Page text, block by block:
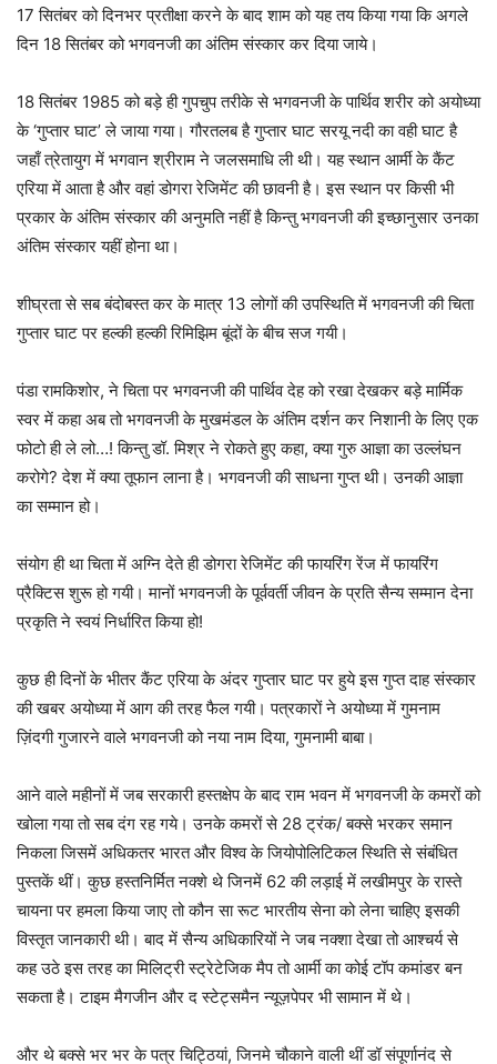
17 सितंबर को दिनभर प्रतीक्षा करने के बाद शाम को यह तय किया गया कि अगले
दिन 18 सितंबर को भगवनजी का अंतिम संस्कार कर दिया जाये।
18 सितंबर 1985 को बड़े ही गुपचुप तरीके से भगवनजी के पार्थिव शरीर को अयोध्या
के ‘गुप्तार घाट’ ले जाया गया। गौरतलब है गुप्तार घाट सरयू नदी का वही घाट है
जहाँ त्रेतायुग में भगवान श्रीराम ने जलसमाधि ली थी। यह स्थान आर्मी के कैंट
एरिया में आता है और वहां डोगरा रेजिमेंट की छावनी है। इस स्थान पर किसी भी
प्रकार के अंतिम संस्कार की अनुमति नहीं है किन्तु भगवनजी की इच्छानुसार उनका
अंतिम संस्कार यहीं होना था।
शीघ्रता से सब बंदोबस्त कर के मात्र 13 लोगों की उपस्थिति में भगवनजी की चिता
गुप्तार घाट पर हल्की हल्की रिमिझिम बूंदों के बीच सज गयी।
पंडा रामकिशोर, ने चिता पर भगवनजी की पार्थिव देह को रखा देखकर बड़े मार्मिक
स्वर में कहा अब तो भगवनजी के मुखमंडल के अंतिम दर्शन कर निशानी के लिए एक
फोटो ही ले लो…! किन्तु डॉ. मिश्र ने रोकते हुए कहा, क्या गुरु आज्ञा का उल्लंघन
करोगे? देश में क्या तूफान लाना है। भगवनजी की साधना गुप्त थी। उनकी आज्ञा
का सम्मान हो।
संयोग ही था चिता में अग्नि देते ही डोगरा रेजिमेंट की फायरिंग रेंज में फायरिंग
प्रैक्टिस शुरू हो गयी। मानों भगवनजी के पूर्ववर्ती जीवन के प्रति सैन्य सम्मान देना
प्रकृति ने स्वयं निर्धारित किया हो!
कुछ ही दिनों के भीतर कैंट एरिया के अंदर गुप्तार घाट पर हुये इस गुप्त दाह संस्कार
की खबर अयोध्या में आग की तरह फैल गयी। पत्रकारों ने अयोध्या में गुमनाम
ज़िंदगी गुजारने वाले भगवनजी को नया नाम दिया, गुमनामी बाबा।
आने वाले महीनों में जब सरकारी हस्तक्षेप के बाद राम भवन में भगवनजी के कमरों को
खोला गया तो सब दंग रह गये। उनके कमरों से 28 ट्रंक/ बक्से भरकर समान
निकला जिसमें अधिकतर भारत और विश्व के जियोपोलिटिकल स्थिति से संबंधित
पुस्तकें थीं। कुछ हस्तनिर्मित नक्शे थे जिनमें 62 की लड़ाई में लखीमपुर के रास्ते
चायना पर हमला किया जाए तो कौन सा रूट भारतीय सेना को लेना चाहिए इसकी
विस्तृत जानकारी थी। बाद में सैन्य अधिकारियों ने जब नक्शा देखा तो आश्चर्य से
कह उठे इस तरह का मिलिट्री स्ट्रेटेजिक मैप तो आर्मी का कोई टॉप कमांडर बन
सकता है। टाइम मैगजीन और द स्टेट्समैन न्यूज़पेपर भी सामान में थे।
और थे बक्से भर भर के पत्र चिट्ठियां, जिनमे चौकाने वाली थीं डॉ संपूर्णानंद से